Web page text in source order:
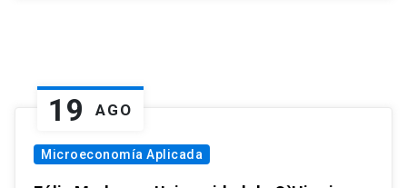
19 AGO
Microeconomía Aplicada